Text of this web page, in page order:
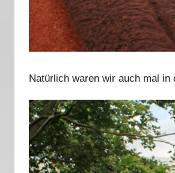
Natürlich waren wir auch mal in